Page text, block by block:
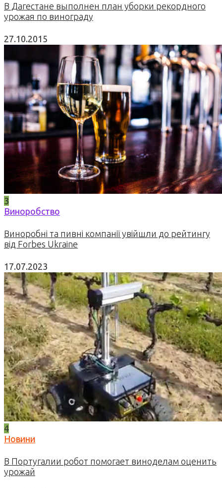
В Дагестане выполнен план уборки рекордного
урожая по винограду
27.10.2015
3
Виноробство
Виноробні та пивні компанії увійшли до рейтингу
від Forbes Ukraine
17.07.2023
4
Новини
В Португалии робот помогает виноделам оценить
урожай